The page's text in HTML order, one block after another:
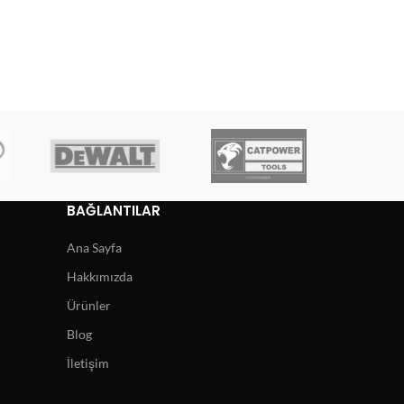
BAĞLANTILAR
Ana Sayfa
Hakkımızda
Ürünler
Blog
İletişim